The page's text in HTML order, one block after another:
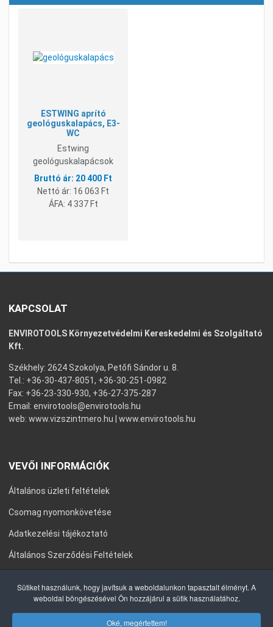
ESTWING aprító
geológuskalapács, E3-
WC
Estwing
geológuskalapácsok
20 400 Ft
Nettó ár: 16 063 Ft
ÁFA: 4 337 Ft
KAPCSOLAT
ENVIROTOOLS Környezetvédelmi Kereskedelmi és Szolgáltató
Kft.
Székhely: 2624 Szokolya, Petőfi Sándor u. 8.
Tel.: +36-30-437-8051, +36-30-251-0982
Fax: +36-23-330-930, +36-27-375-287
Email: envirotools@envirotools.hu
web: www.vizszintmero.hu www.envirotools.hu
VEVŐI INFORMÁCIÓK
Általános üzleti feltételek
Csomag nyomonkövetése
Adatkezelési tájékoztató
Általános Szerződési Feltételek
Sütiket használunk, hogy javítsuk a weboldalunkon tapasztalt élményt. A
weboldal böngészésével Ön hozzájárul a sütik használatához.
Oké, megértettem!